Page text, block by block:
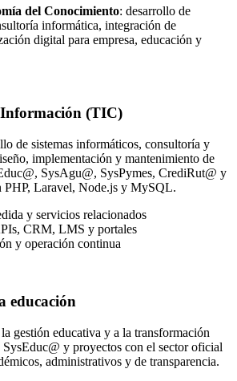
del Conocimiento: desarrollo de
informática, integración de
digital para empresa, educación y
Información (TIC)
de sistemas informáticos, consultoría y
implementación y mantenimiento de
SysAgu@, SysPymes, CrediRut@ y
PHP, Laravel, Node.js y MySQL.
y servicios relacionados
CRM, LMS y portales
y operación continua
educación
gestión educativa y a la transformación
y proyectos con el sector oficial
administrativos y de transparencia.